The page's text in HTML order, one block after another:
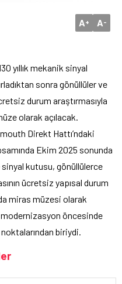
A+ A-
yıllık mekanik sinyal
sonra gönüllüler ve
durum araştırmasıyla
olarak açılacak.
Direkt Hattı’ndaki
Ekim 2025 sonunda
sinyal kutusu, gönüllülerce
ücretsiz yapısal durum
miras müzesi olarak
modernizasyon öncesinde
biriydi.